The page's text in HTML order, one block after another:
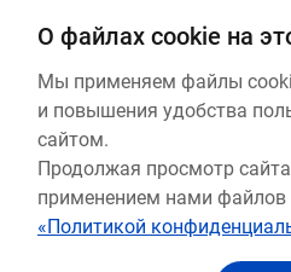
О файлах cookie на
Мы применяем файлы
и повышения удобства
сайтом.
Продолжая просмотр
применением нами файлов
«Политикой